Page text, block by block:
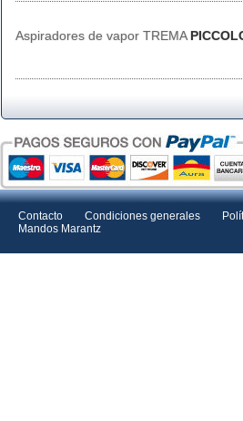
Aspiradores de vapor TREMA
Contacto Condiciones generales
Mandos Marantz